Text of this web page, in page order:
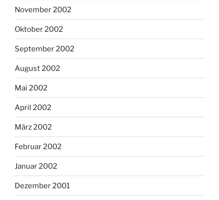
November 2002
Oktober 2002
September 2002
August 2002
Mai 2002
April 2002
März 2002
Februar 2002
Januar 2002
Dezember 2001